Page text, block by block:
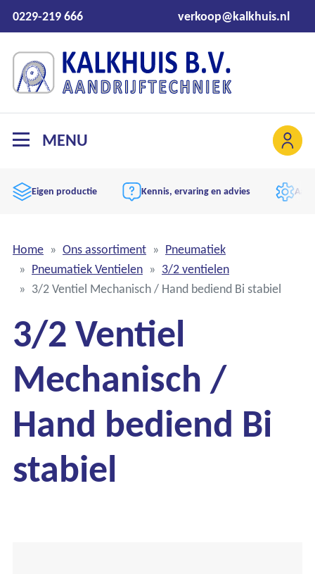
0229-219 666 verkoop@kalkhuis.nl
MENU
Eigen productie Kennis, ervaring en advies
Home Ons assortiment
Pneumatiek
Pneumatiek Ventielen
3/2 ventielen
3/2 Ventiel Mechanisch / Hand bediend Bi stabiel
3/2 Ventiel
Mechanisch /
Hand bediend Bi
stabiel